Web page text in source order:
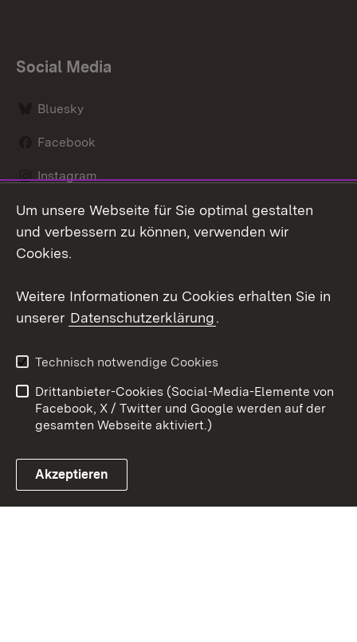
Social Media
Bluesky
Facebook
Instagram
LinkedIn
Link zum Landesportal
Datenschutz
Barrierefreiheit
Impressum
Cookies
Um unsere Webseite für Sie optimal gestalten
und verbessern zu können, verwenden wir
Cookies.
Weitere Informationen zu Cookies erhalten Sie in
unserer Datenschutzerklärung.
Technisch notwendige Cookies
Drittanbieter-Cookies (Social-Media-Elemente von
Facebook, X / Twitter und Google werden auf der
gesamten Webseite aktiviert.)
Akzeptieren